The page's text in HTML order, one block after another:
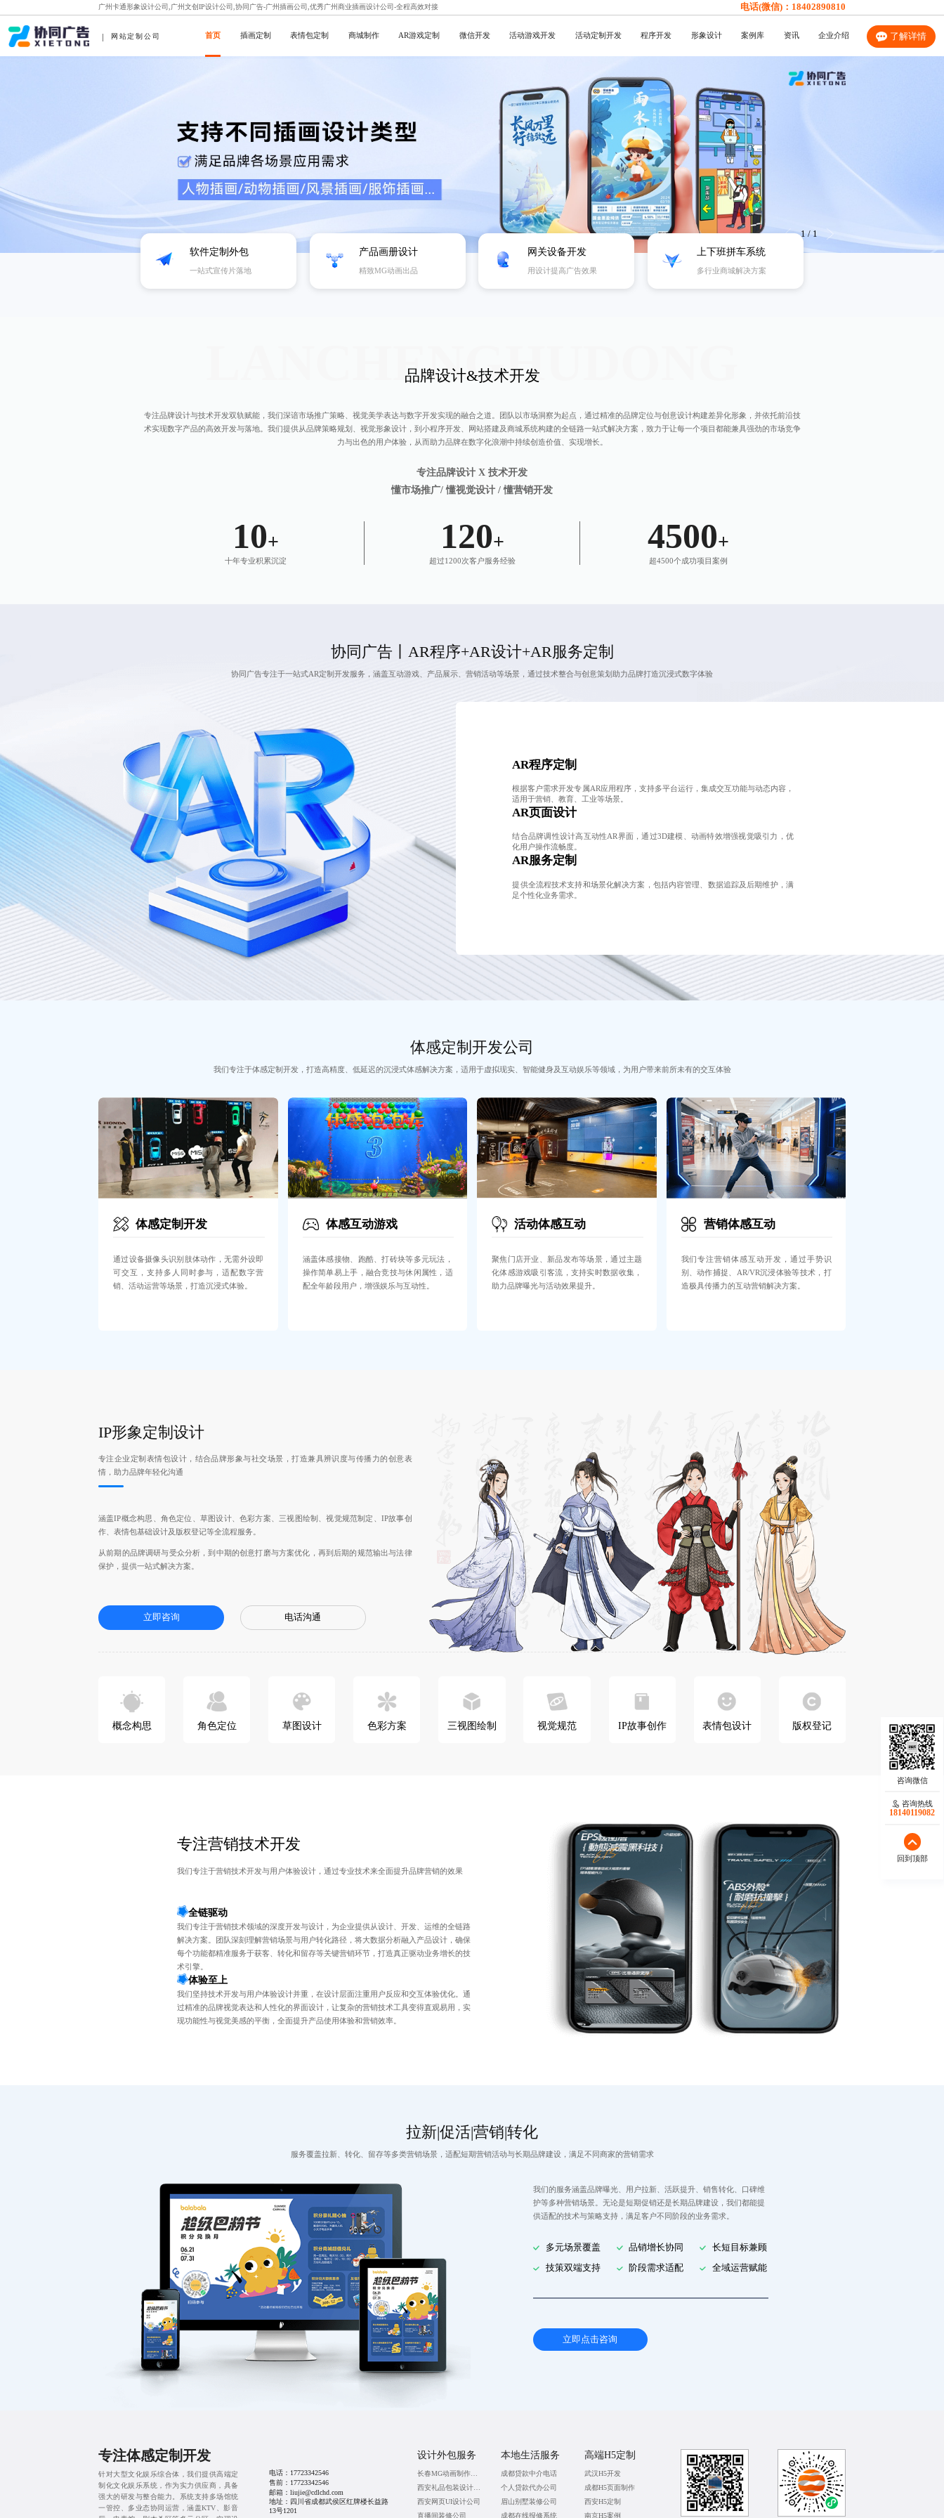
广州卡通形象设计公司,广州文创IP设计公司,协同广告-广州插画公司,优秀广州商业插画设计公司-全程高效对接 电话(微信)： 18402890810
网站定制公司 首页 插画定制 表情包定制 商城制作 AR游戏定制 微信开发 活动游戏开发 活动定制开发 程序开发 形象设计 案例库 资讯 企业介绍 了解详情
1/ 1
软件定制外包
一站式宣传片落地
产品画册设计
精致MG动画出品
网关设备开发
用设计提高广告效果
上下班拼车系统
多行业商城解决方案
LANCHENGHUDONG
品牌设计&技术开发
专注品牌设计与技术开发双轨赋能，我们深谙市场推广策略、视觉美学表达与数字开发实现的融合之道。团队以市场洞察为起点，通过精准的品牌定位与创意设计构建差异化形象，并依托前沿技
术实现数字产品的高效开发与落地。我们提供从品牌策略规划、视觉形象设计，到小程序开发、网站搭建及商城系统构建的全链路一站式解决方案，致力于让每一个项目都能兼具强劲的市场竞争
力与出色的用户体验，从而助力品牌在数字化浪潮中持续创造价值、实现增长。
专注品牌设计 X 技术开发
懂市场推广/ 懂视觉设计 / 懂营销开发
10+
十年专业积累沉淀
120+
超过1200次客户服务经验
4500+
超4500个成功项目案例
协同广告丨AR程序+AR设计+AR服务定制
协同广告专注于一站式AR定制开发服务，涵盖互动游戏、产品展示、营销活动等场景，通过技术整合与创意策划助力品牌打造沉浸式数字体验
AR程序定制
根据客户需求开发专属AR应用程序，支持多平台运行，集成交互功能与动态内容，
适用于营销、教育、工业等场景。
AR页面设计
结合品牌调性设计高互动性AR界面，通过3D建模、动画特效增强视觉吸引力，优
化用户操作流畅度。
AR服务定制
提供全流程技术支持和场景化解决方案，包括内容管理、数据追踪及后期维护，满
足个性化业务需求。
体感定制开发公司
我们专注于体感定制开发，打造高精度、低延迟的沉浸式体感解决方案，适用于虚拟现实、智能健身及互动娱乐等领域，为用户带来前所未有的交互体验
体感定制开发
通过设备摄像头识别肢体动作，无需外设即
可交互，支持多人同时参与，适配数字营
销、活动运营等场景，打造沉浸式体验。
体感互动游戏
涵盖体感接物、跑酷、打砖块等多元玩法，
操作简单易上手，融合竞技与休闲属性，适
配全年龄段用户，增强娱乐与互动性。
活动体感互动
聚焦门店开业、新品发布等场景，通过主题
化体感游戏吸引客流，支持实时数据收集，
助力品牌曝光与活动效果提升。
营销体感互动
我们专注营销体感互动开发，通过手势识
别、动作捕捉、AR/VR沉浸体验等技术，打
造极具传播力的互动营销解决方案。
IP形象定制设计
专注企业定制表情包设计，结合品牌形象与社交场景，打造兼具辨识度与传播力的创意表
情，助力品牌年轻化沟通
涵盖IP概念构思、角色定位、草图设计、色彩方案、三视图绘制、视觉规范制定、IP故事创
作、表情包基础设计及版权登记等全流程服务。
从前期的品牌调研与受众分析，到中期的创意打磨与方案优化，再到后期的规范输出与法律
保护，提供一站式解决方案。
立即咨询 电话沟通
概念构思 角色定位 草图设计 色彩方案 三视图绘制 视觉规范 IP故事创作 表情包设计 版权登记
专注营销技术开发
我们专注于营销技术开发与用户体验设计，通过专业技术来全面提升品牌营销的效果
全链驱动
我们专注于营销技术领域的深度开发与设计，为企业提供从设计、开发、运维的全链路
解决方案。团队深刻理解营销场景与用户转化路径，将大数据分析融入产品设计，确保
每个功能都精准服务于获客、转化和留存等关键营销环节，打造真正驱动业务增长的技
术引擎。
体验至上
我们坚持技术开发与用户体验设计并重，在设计层面注重用户反应和交互体验优化。通
过精准的品牌视觉表达和人性化的界面设计，让复杂的营销技术工具变得直观易用，实
现功能性与视觉美感的平衡，全面提升产品使用体验和营销效率。
拉新|促活|营销|转化
服务覆盖拉新、转化、留存等多类营销场景，适配短期营销活动与长期品牌建设，满足不同商家的营销需求
我们的服务涵盖品牌曝光、用户拉新、活跃提升、销售转化、口碑维
护等多种营销场景。无论是短期促销还是长期品牌建设，我们都能提
供适配的技术与策略支持，满足客户不同阶段的业务需求。
多元场景覆盖 品销增长协同 长短目标兼顾
技策双端支持 阶段需求适配 全域运营赋能
立即点击咨询
咨询热线
18140119082
回到顶部
专注体感定制开发
针对大型文化娱乐综合体，我们提供高端定
制化文化娱乐系统，作为实力供应商，具备
强大的研发与整合能力。系统支持多场馆统
一管控、多业态协同运营，涵盖KTV、影音
电话： 17723342546
售前： 17723342546
邮箱：liujie@cdlchd.com
地址：四川省成都武侯区红牌楼长益路
13号1201
设计外包服务
长春MG动画制作公司
西安礼品包装设计公司
西安网页UI设计公司
直播间装修公司
本地生活服务
成都贷款中介电话
个人贷款代办公司
眉山别墅装修公司
成都在线报修系统
高端H5定制
武汉H5开发
成都H5页面制作
西安H5定制
南京H5案例